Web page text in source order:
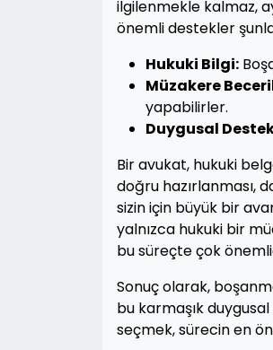
ilgilenmekle kalmaz,
önemli destekler
Hukuki Bilgi:
Müzakere
yapabilirler.
Duygusal
Bir avukat, hukuki
doğru hazırlanması,
sizin için büyük bir
yalnızca hukuki bir
bu süreçte çok
Sonuç olarak,
bu karmaşık
seçmek, sürecin en